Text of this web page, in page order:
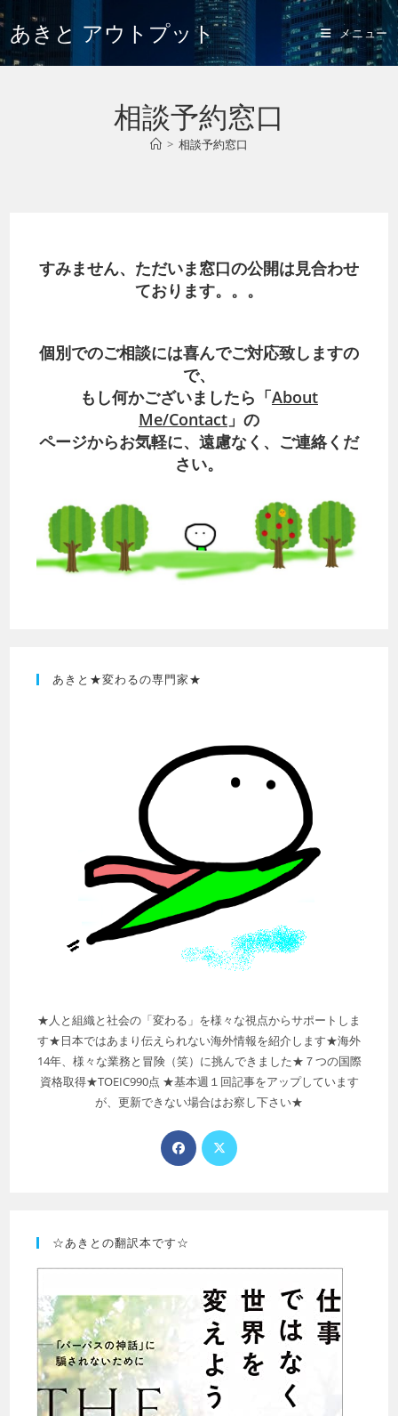
あきと アウトプット メニュー
相談予約窓口
> 相談予約窓口
すみません、ただいま窓口の公開は見合わせ
ております。。。
個別でのご相談には喜んでご対応致しますの
で、
もし何かございましたら「About
Me/Contact 」の
ページからお気軽に、遠慮なく、ご連絡くだ
さい。
あきと★変わるの専門家★
★人と組織と社会の「変わる」を様々な視点からサポートしま
す★日本ではあまり伝えられない海外情報を紹介します★海外
14年、様々な業務と冒険（笑）に挑んできました★７つの国際
資格取得★TOEIC990点 ★基本週１回記事をアップしています
が、更新できない場合はお察し下さい★
☆あきとの翻訳本です☆